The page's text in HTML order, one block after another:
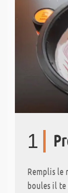
1
Remplis le
boules il